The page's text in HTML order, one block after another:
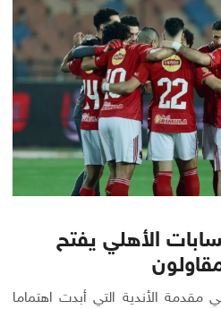
الأهلي يفتح
مقدمة الأندية التي أبدت اهتماما